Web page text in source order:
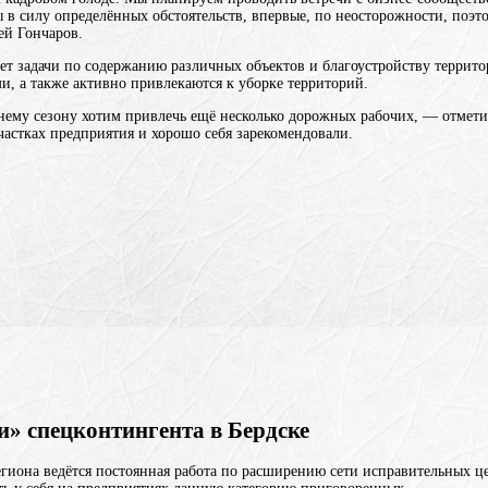
силу определённых обстоятельств, впервые, по неосторожности,
Гончаров.
по содержанию различных объектов и благоустройству
а также активно привлекаются к уборке территорий.
хотим привлечь ещё несколько дорожных рабочих, —
предприятия и хорошо себя зарекомендовали.
спецконтингента в Бердске
ведётся постоянная работа по расширению сети исправительных